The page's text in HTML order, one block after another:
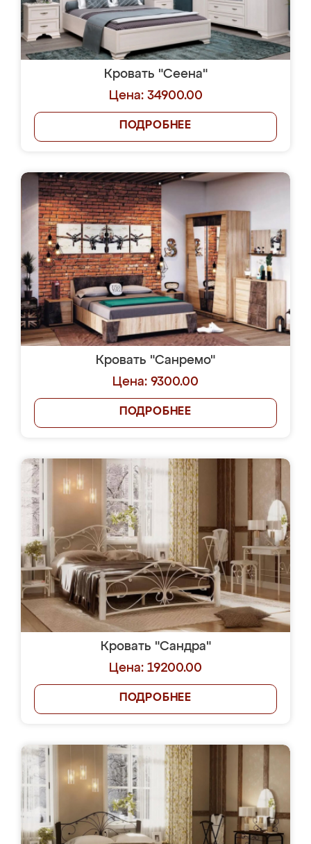
Кровать "Сеена"
Цена: 34900.00
ПОДРОБНЕЕ
Кровать "Санремо"
Цена: 9300.00
ПОДРОБНЕЕ
Кровать "Сандра"
Цена: 19200.00
ПОДРОБНЕЕ